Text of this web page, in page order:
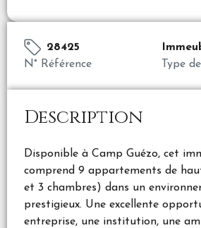
28425
N° Référence
Type
Description
Disponible à Camp Guézo, cet
comprend 9 appartements de
et 3 chambres) dans un
prestigieux. Une excellente
entreprise, une institution, une